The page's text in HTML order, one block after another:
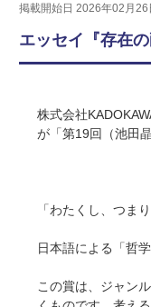
掲載開始日 2026年02月26
エッセイ『存在
株式会社
が「第19回（池田
「わたくし、つま
日本語による「哲
この賞は、ジャン